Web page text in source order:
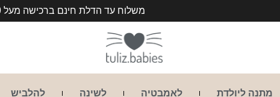
משלוח עד הדלת חינם ברכישה מעל 399 ש״ח
מתנה ליולדת לאמבטיה לשינה להלביש